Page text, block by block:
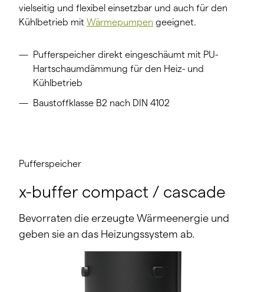
vielseitig und flexibel einsetzbar und auch für den
Kühlbetrieb mit Wärmepumpen geeignet.
Pufferspeicher direkt eingeschäumt mit PU-
Hartschaumdämmung für den Heiz- und
Kühlbetrieb
Baustoffklasse B2 nach DIN 4102
Pufferspeicher
x-buffer compact / cascade
Bevorraten die erzeugte Wärmeenergie und
geben sie an das Heizungssystem ab.